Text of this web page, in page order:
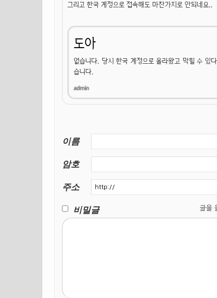
그리고 한국 계정으로 접속해도 마찬가지로 안되네요..
도아
없습니다. 당시 한국 계정으로 올라왔고 막힐 수 있
습니다.
이름
암호
주소
비밀글
글을